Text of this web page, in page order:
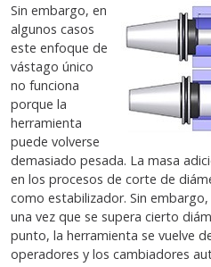
Sin embargo, en
algunos casos
este enfoque de
vástago único
no funciona
porque la
herramienta
puede volverse
demasiado pesada. La masa
en los procesos de corte de
como estabilizador. Sin
una vez que se supera cierto
punto, la herramienta se vuelve
operadores y los cambiadores